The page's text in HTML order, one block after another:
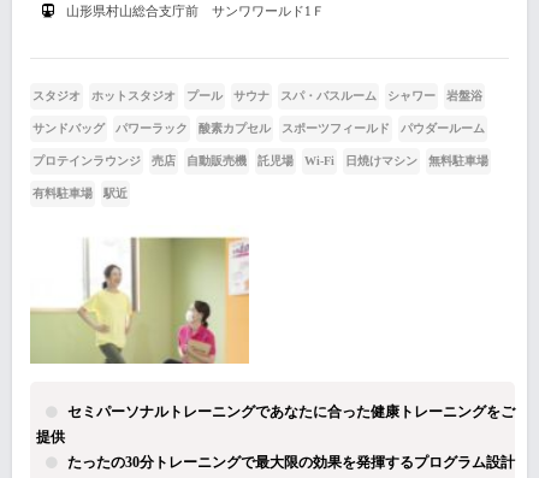
山形県村山総合支庁前 サンワワールド1Ｆ
スタジオ ホットスタジオ プール サウナ スパ・バスルーム シャワー 岩盤浴
サンドバッグ パワーラック 酸素カプセル スポーツフィールド パウダールーム
プロテインラウンジ 売店 自動販売機 託児場 Wi-Fi 日焼けマシン 無料駐車場
有料駐車場 駅近
セミパーソナルトレーニングであなたに合った健康トレーニングをご
提供
たったの30分トレーニングで最大限の効果を発揮するプログラム設計